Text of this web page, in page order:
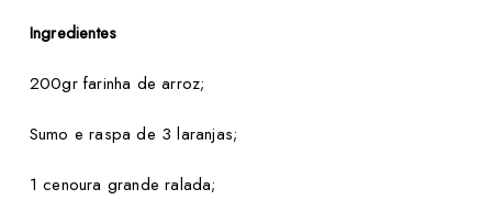
Ingredientes
200gr farinha de arroz;
Sumo e raspa de 3 laranjas;
1 cenoura grande ralada;